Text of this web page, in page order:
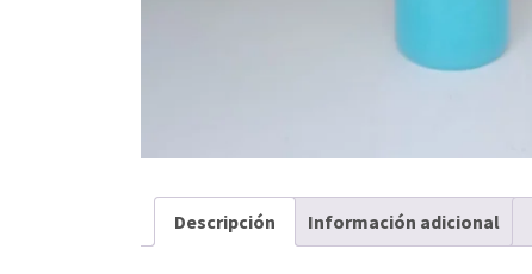
Descripción Información adicional